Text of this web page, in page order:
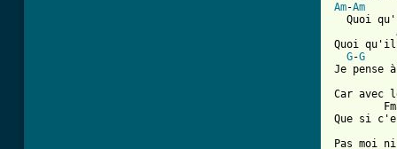
Am-Am
Quoi
Quoi
G-G
Je pense
Car avec
Que si